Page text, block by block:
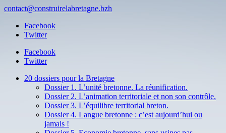
contact@construirelabretagne.bzh
Facebook
Twitter
Facebook
Twitter
20 dossiers pour la Bretagne
Dossier 1. L’unité bretonne. La réunification.
Dossier 2. L’animation territoriale et non son contrôle.
Dossier 3. L’équilibre territorial breton.
Dossier 4. Langue bretonne : c’est aujourd’hui ou
jamais !